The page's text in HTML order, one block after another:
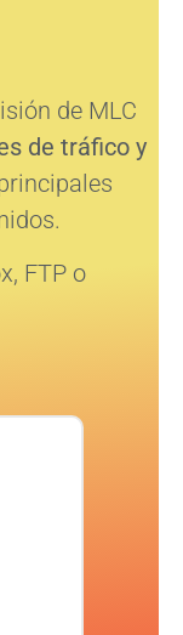
de MLC
de tráfico y
FTP o